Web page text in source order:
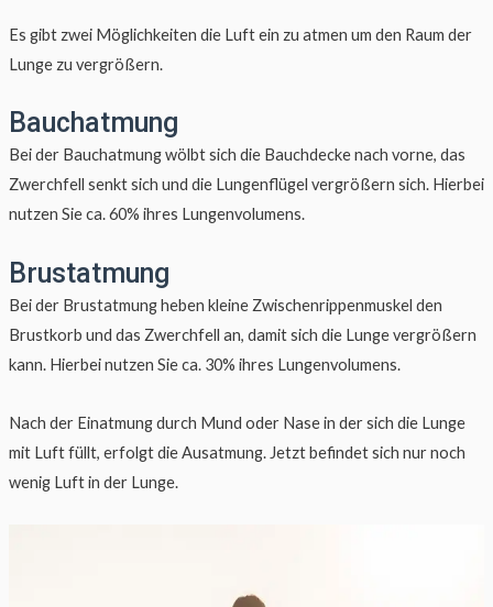
Es gibt zwei Möglichkeiten die Luft ein zu atmen um den Raum der
Lunge zu vergrößern.
Bauchatmung
Bei der Bauchatmung wölbt sich die Bauchdecke nach vorne, das
Zwerchfell senkt sich und die Lungenflügel vergrößern sich. Hierbei
nutzen Sie ca. 60% ihres Lungenvolumens.
Brustatmung
Bei der Brustatmung heben kleine Zwischenrippenmuskel den
Brustkorb und das Zwerchfell an, damit sich die Lunge vergrößern
kann. Hierbei nutzen Sie ca. 30% ihres Lungenvolumens.
Nach der Einatmung durch Mund oder Nase in der sich die Lunge
mit Luft füllt, erfolgt die Ausatmung. Jetzt befindet sich nur noch
wenig Luft in der Lunge.